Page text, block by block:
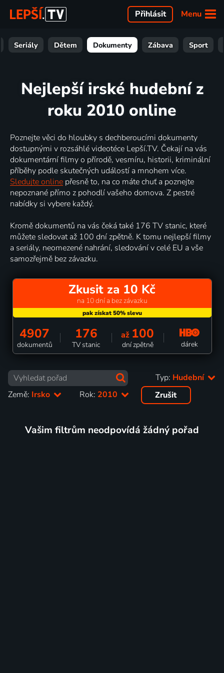
Menu
Přihlásit
Seriály Dětem Dokumenty Zábava Sport
Nejlepší irské hudební z
roku 2010 online
Poznejte věci do hloubky s dechberoucími dokumenty
dostupnými v rozsáhlé videotéce Lepší.TV. Čekají na vás
dokumentární filmy o přírodě, vesmíru, historii, kriminální
příběhy podle skutečných událostí a mnohem více.
Sledujte online přesně to, na co máte chuť a poznejte
nepoznané přímo z pohodlí vašeho domova. Z pestré
nabídky si vybere každý.
Kromě dokumentů na vás čeká také 176 TV stanic, které
můžete sledovat až 100 dní zpětně. K tomu nejlepší filmy
a seriály, neomezené nahrání, sledování v celé EU a vše
samozřejmě bez závazku.
Zkusit za 10 Kč
na 10 dní a bez závazku
4907
dokumentů
176
TV stanic
až 100
dní zpětně dárek
Typ: Hudební
Země: Irsko Rok: 2010 Zrušit
Vašim filtrům neodpovídá žádný pořad